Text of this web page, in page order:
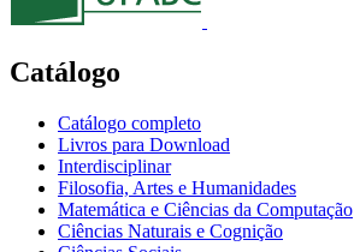
Catálogo
Catálogo completo
Livros para Download
Interdisciplinar
Filosofia, Artes e Humanidades
Matemática e Ciências da Computação
Ciências Naturais e Cognição